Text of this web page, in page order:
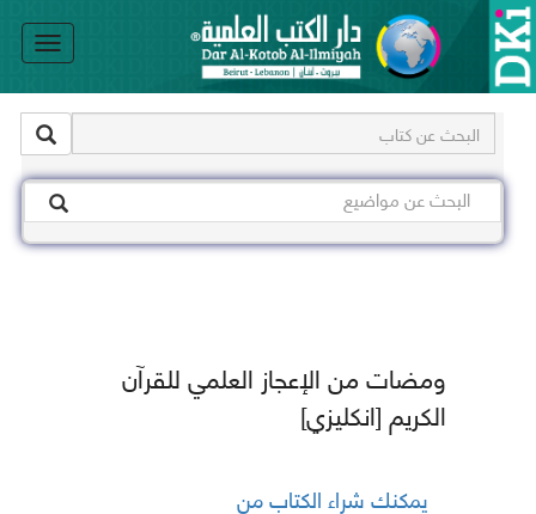
ومضات من الإعجاز العلمي للقرآن
الكريم [انكليزي]
يمكنك شراء الكتاب من